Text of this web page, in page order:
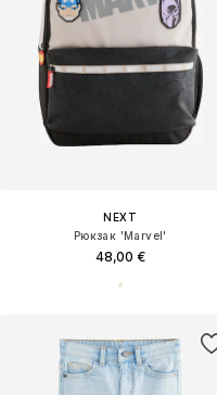
NEXT
Рюкзак 'Marvel'
48,00 €